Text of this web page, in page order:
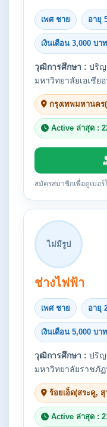
เพศ ชาย อายุ
เงินเดือน 3,000 บา
วุฒิการศึกษา : ปริญ
มหาวิทยาลัยเอเชีย
กรุงเทพมหานคร
Active ล่าสุด :
สมัครสมาชิกเพื่อดูเบอร์
ไม่มีรูป
ช่างไฟฟ้า
เพศ ชาย อายุ
เงินเดือน 5,000 บา
วุฒิการศึกษา : ปริญ
มหาวิทยาลัยราชภัฏ
ร้อยเอ็ด(สระคู,
Active ล่าสุด :